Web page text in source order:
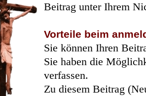
Beitrag unter Ihrem
Vorteile beim
Sie können Ihren
Sie haben die
verfassen.
Zu diesem Beitrag